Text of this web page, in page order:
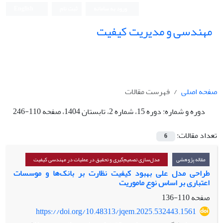
مهندسی و مدیریت کیفیت
صفحه اصلی
فهرست مقالات
دوره و شماره:دوره 15، شماره 2، تابستان 1404، صفحه 110-246
تعداد مقالات:
6
مقاله پژوهشی مدل‌سازی تصمیم‌گیری و تحقیق در عملیات در مهندسی کیفیت
طراحی مدل علی بهبود کیفیت نظارت بر بانک‌ها و موسسات
اعتباری بر اساس نوع ماموریت
صفحه110-136
https://doi.org/10.48313/jqem.2025.532443.1561